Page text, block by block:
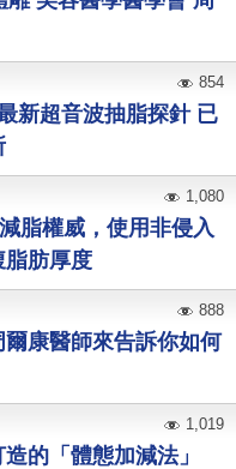
新超音波抽脂探針 已
854
脂權威，使用非侵入
脂肪厚度
1,080
康醫師來告訴你如何
888
的「體態加減法」
1,019